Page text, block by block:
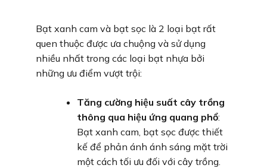
Bạt xanh cam và bạt sọc là 2 loại bạt rất
quen thuộc được ưa chuộng và sử dụng
nhiều nhất trong các loại bạt nhựa bởi
những ưu điểm vượt trội:
Tăng cường hiệu suất cây trồng
thông qua hiệu ứng quang phổ:
Bạt xanh cam, bạt sọc được thiết
kế để phản ánh ánh sáng mặt trời
một cách tối ưu đối với cây trồng.